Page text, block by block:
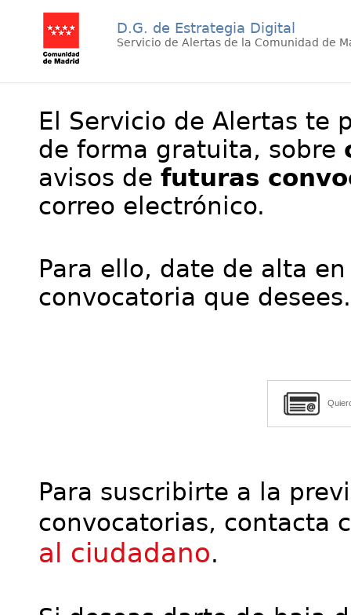
D.G. de Estrategia Digital
Servicio de Alertas de la Comunidad de
El Servicio de Alertas te
de forma gratuita, sobre
avisos de futuras
correo electrónico.
Para ello, date de alta
convocatoria que desees.
Para suscribirte a la
convocatorias, contacta
al ciudadano.